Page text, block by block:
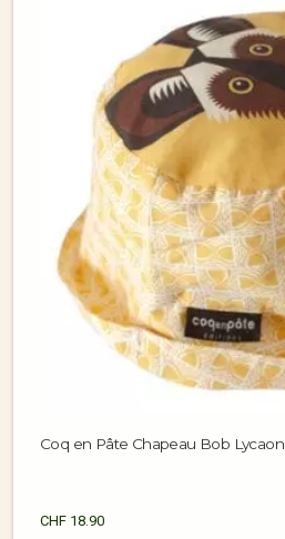
Coq en Pâte Chapeau Bob Lycaon
CHF 18.90